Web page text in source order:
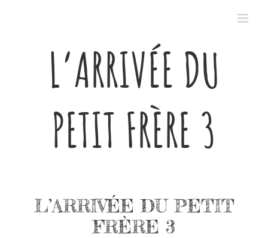
L’ARRIVÉE DU
PETIT FRÈRE 3
L’ARRIVÉE DU PETIT
FRÈRE 3